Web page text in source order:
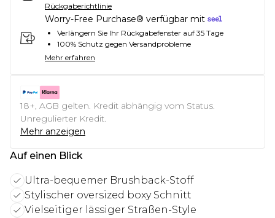
Rückgaberichtlinie
Worry-Free Purchase® verfügbar mit
Verlängern Sie Ihr Rückgabefenster auf 35 Tage
100% Schutz gegen Versandprobleme
Mehr erfahren
18+, AGB gelten. Kredit abhängig vom Status.
Unregulierter Kredit.
Mehr anzeigen
Auf einen Blick
Ultra-bequemer Brushback-Stoff
Stylischer oversized boxy Schnitt
Vielseitiger lässiger Straßen-Style